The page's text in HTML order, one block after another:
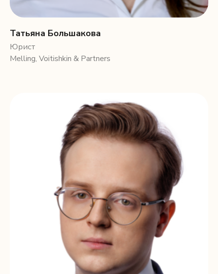
Татьяна Большакова
Юрист
Melling, Voitishkin & Partners